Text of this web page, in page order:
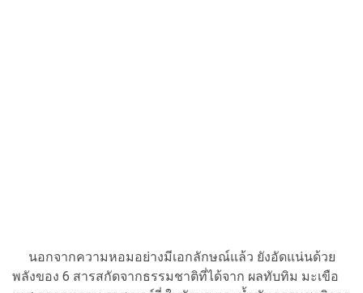
นอกจากความหอมอย่างมีเอกลักษณ์แล้ว ยังอัดแน่นด้วย
พลังของ 6 สารสกัดจากธรรมชาติที่ได้จาก ผลทับทิม มะเขือ